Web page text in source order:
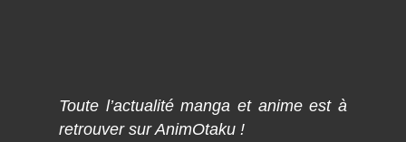
Toute l’actualité manga et anime est à
retrouver sur AnimOtaku !